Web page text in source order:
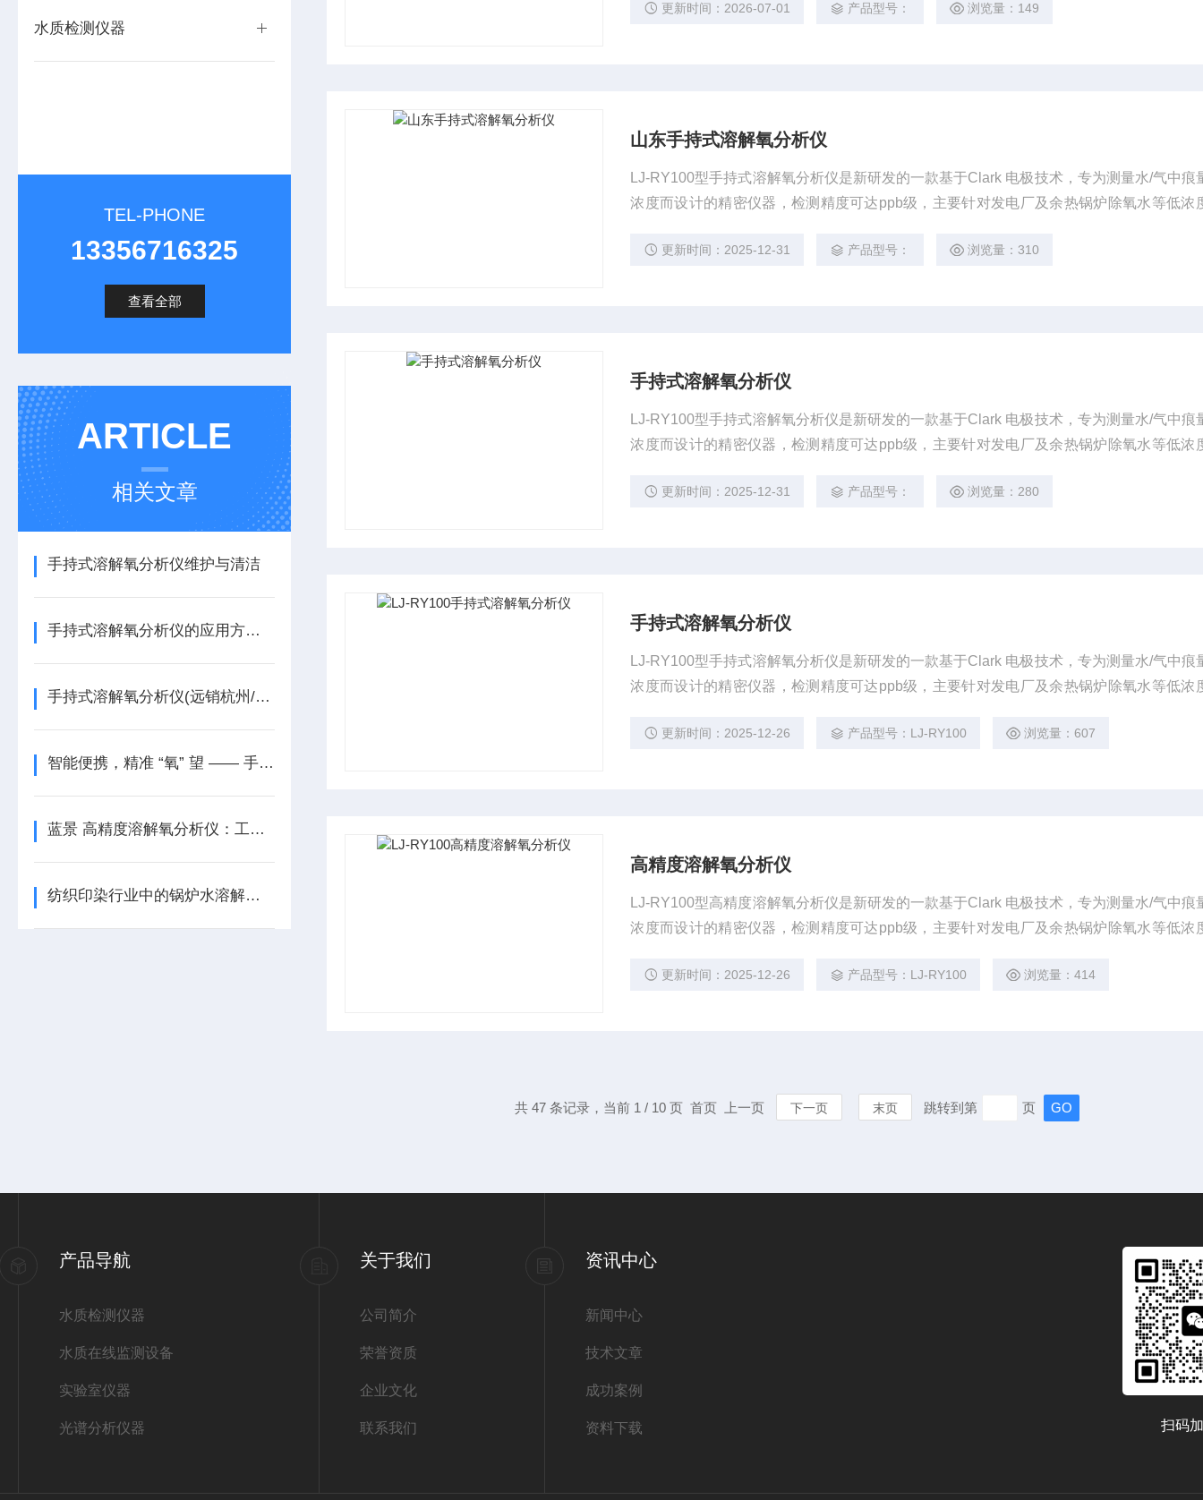
水质检测仪器
TEL-PHONE
13356716325
查看全部
ARTICLE
相关文章
手持式溶解氧分析仪维护与清洁
手持式溶解氧分析仪的应用方法与注意事项
手持式溶解氧分析仪(远销杭州/山东/上海)
智能便携，精准 “氧” 望 —— 手持式溶解氧分析仪来袭
蓝景 高精度溶解氧分析仪：工业生产的品质保障
纺织印染行业中的锅炉水溶解氧分析仪 —— 铸就色彩绚丽的纺织品质
2工业循环冷却水和锅炉用水中溶解氧的测定》。
更新时间：2026-07-01 产品型号： 浏览量：149
山东手持式溶解氧分析仪
LJ-RY100型手持式溶解氧分析仪是新研发的一款基于Clark 电极技术，专为测量水/气中痕
浓度而设计的精密仪器，检测精度可达ppb级，主要针对发电厂及余热锅炉除氧水等低浓
2工业循环冷却水和锅炉用水中溶解氧的测定》。
更新时间：2025-12-31 产品型号： 浏览量：310
手持式溶解氧分析仪
LJ-RY100型手持式溶解氧分析仪是新研发的一款基于Clark 电极技术，专为测量水/气中痕
浓度而设计的精密仪器，检测精度可达ppb级，主要针对发电厂及余热锅炉除氧水等低浓
2工业循环冷却水和锅炉用水中溶解氧的测定》。
更新时间：2025-12-31 产品型号： 浏览量：280
手持式溶解氧分析仪
LJ-RY100型手持式溶解氧分析仪是新研发的一款基于Clark 电极技术，专为测量水/气中痕
浓度而设计的精密仪器，检测精度可达ppb级，主要针对发电厂及余热锅炉除氧水等低浓
水和锅炉用水中溶解氧的测定》。
更新时间：2025-12-26 产品型号：LJ-RY100 浏览量：607
高精度溶解氧分析仪
LJ-RY100型高精度溶解氧分析仪是新研发的一款基于Clark 电极技术，专为测量水/气中痕
浓度而设计的精密仪器，检测精度可达ppb级，主要针对发电厂及余热锅炉除氧水等低浓
水和锅炉用水中溶解氧的测定》。
更新时间：2025-12-26 产品型号：LJ-RY100 浏览量：414
共 47 条记录，当前 1 / 10 页 首页 上一页 下一页 末页 跳转到第 页
产品导航
水质检测仪器
水质在线监测设备
实验室仪器
光谱分析仪器
关于我们
公司简介
荣誉资质
企业文化
联系我们
资讯中心
新闻中心
技术文章
成功案例
资料下载 扫码